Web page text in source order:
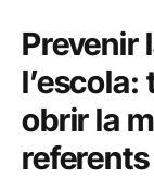
Prevenir
obrir la
referents